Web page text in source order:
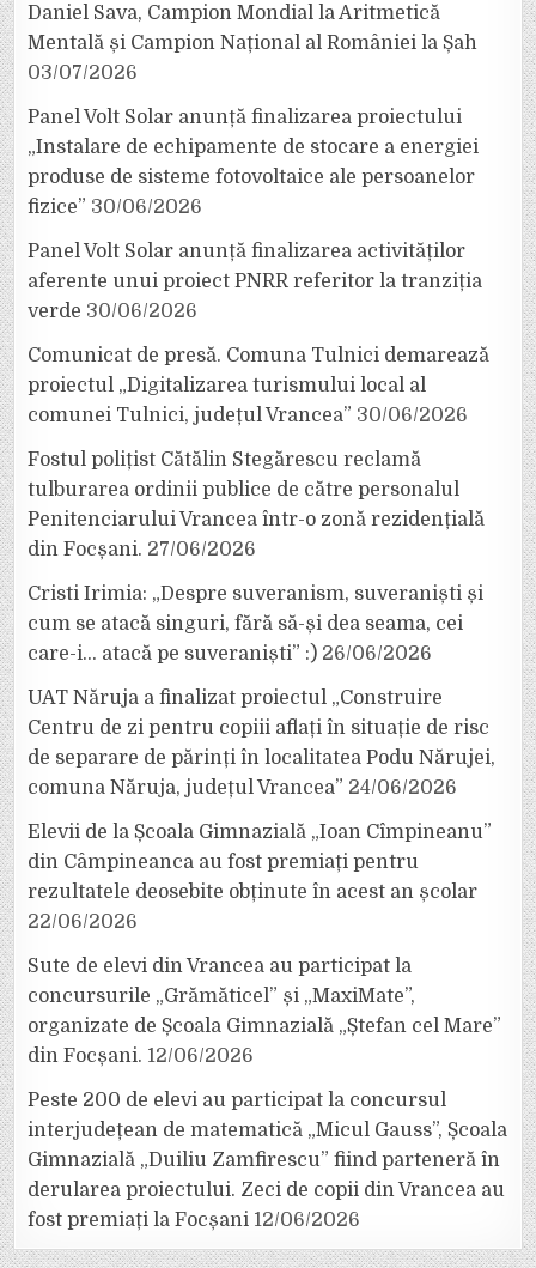
Daniel Sava, Campion Mondial la Aritmetică
Mentală și Campion Național al României la Șah
03/07/2026
Panel Volt Solar anunță finalizarea proiectului
„Instalare de echipamente de stocare a energiei
produse de sisteme fotovoltaice ale persoanelor
fizice” 30/06/2026
Panel Volt Solar anunță finalizarea activităților
aferente unui proiect PNRR referitor la tranziția
verde 30/06/2026
Comunicat de presă. Comuna Tulnici demarează
proiectul „Digitalizarea turismului local al
comunei Tulnici, județul Vrancea” 30/06/2026
Fostul polițist Cătălin Stegărescu reclamă
tulburarea ordinii publice de către personalul
Penitenciarului Vrancea într-o zonă rezidențială
din Focșani. 27/06/2026
Cristi Irimia: „Despre suveranism, suveraniști și
cum se atacă singuri, fără să-și dea seama, cei
care-i… atacă pe suveraniști” :) 26/06/2026
UAT Năruja a finalizat proiectul „Construire
Centru de zi pentru copiii aflați în situație de risc
de separare de părinți în localitatea Podu Nărujei,
comuna Năruja, județul Vrancea” 24/06/2026
Elevii de la Școala Gimnazială „Ioan Cîmpineanu”
din Câmpineanca au fost premiați pentru
rezultatele deosebite obținute în acest an școlar
22/06/2026
Sute de elevi din Vrancea au participat la
concursurile „Grămăticel” și „MaxiMate”,
organizate de Școala Gimnazială „Ștefan cel Mare”
din Focșani. 12/06/2026
Peste 200 de elevi au participat la concursul
interjudețean de matematică „Micul Gauss”, Școala
Gimnazială „Duiliu Zamfirescu” fiind parteneră în
derularea proiectului. Zeci de copii din Vrancea au
fost premiați la Focșani 12/06/2026